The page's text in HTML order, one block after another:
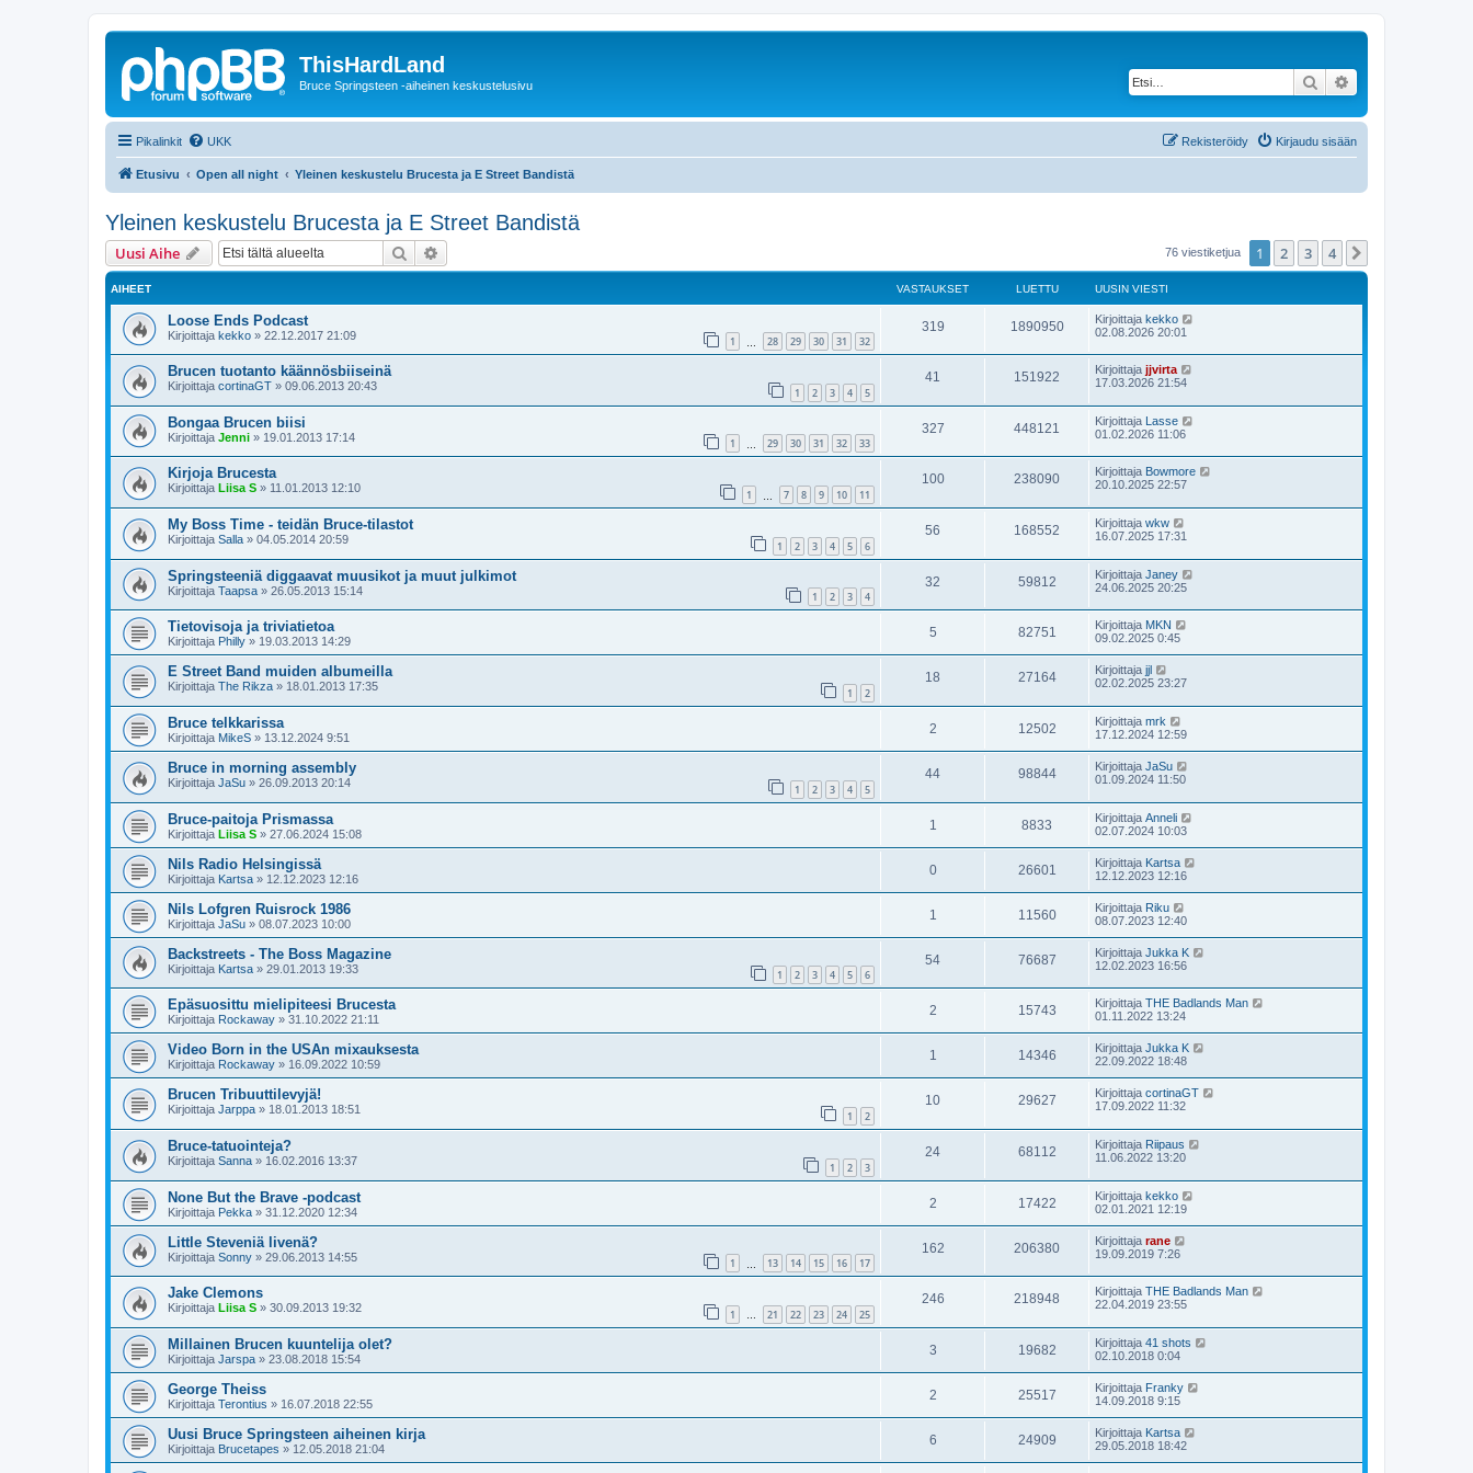
ThisHardLand
Bruce Springsteen -aiheinen keskustelusivu Etsi
Pikalinkit UKK Kirjaudu sisään
Rekisteröidy
Etusivu Open all night Yleinen keskustelu Brucesta ja E Street Bandistä
Yleinen keskustelu Brucesta ja E Street Bandistä
Uusi Aihe Etsi 76 viestiketjua 1 2 3 4
AIHEET VASTAUKSET LUETTU UUSIN VIESTI
Loose Ends Podcast
Kirjoittaja kekko » 22.12.2017 21:09 1 28 29 30 31 32
319 1890950 Kirjoittaja kekko
02.08.2026 20:01
Brucen tuotanto käännösbiiseinä
Kirjoittaja cortinaGT » 09.06.2013 20:43 1 2 3 4 5
41 151922 Kirjoittaja jjvirta
17.03.2026 21:54
Bongaa Brucen biisi
Kirjoittaja Jenni » 19.01.2013 17:14 1 29 30 31 32 33
327 448121 Kirjoittaja Lasse
01.02.2026 11:06
Kirjoja Brucesta
Kirjoittaja Liisa S » 11.01.2013 12:10 1 7 8 9 10 11
100 238090 Kirjoittaja Bowmore
20.10.2025 22:57
My Boss Time - teidän Bruce-tilastot
Kirjoittaja Salla » 04.05.2014 20:59 1 2 3 4 5 6
56 168552 Kirjoittaja wkw
16.07.2025 17:31
Springsteeniä diggaavat muusikot ja muut julkimot
Kirjoittaja Taapsa » 26.05.2013 15:14 1 2 3 4
32 59812 Kirjoittaja Janey
24.06.2025 20:25
Tietovisoja ja triviatietoa
Kirjoittaja Philly » 19.03.2013 14:29
5 82751 Kirjoittaja MKN
09.02.2025 0:45
E Street Band muiden albumeilla
Kirjoittaja The Rikza » 18.01.2013 17:35 1 2
18 27164 Kirjoittaja jjl
02.02.2025 23:27
Bruce telkkarissa
Kirjoittaja MikeS » 13.12.2024 9:51
2 12502 Kirjoittaja mrk
17.12.2024 12:59
Bruce in morning assembly
Kirjoittaja JaSu » 26.09.2013 20:14 1 2 3 4 5
44 98844 Kirjoittaja JaSu
01.09.2024 11:50
Bruce-paitoja Prismassa
Kirjoittaja Liisa S » 27.06.2024 15:08
1 8833 Kirjoittaja Anneli
02.07.2024 10:03
Nils Radio Helsingissä
Kirjoittaja Kartsa » 12.12.2023 12:16
0 26601 Kirjoittaja Kartsa
12.12.2023 12:16
Nils Lofgren Ruisrock 1986
Kirjoittaja JaSu » 08.07.2023 10:00
1 11560 Kirjoittaja Riku
08.07.2023 12:40
Backstreets - The Boss Magazine
Kirjoittaja Kartsa » 29.01.2013 19:33 1 2 3 4 5 6
54 76687 Kirjoittaja Jukka K
12.02.2023 16:56
Epäsuosittu mielipiteesi Brucesta
Kirjoittaja Rockaway » 31.10.2022 21:11
2 15743 Kirjoittaja THE Badlands Man
01.11.2022 13:24
Video Born in the USAn mixauksesta
Kirjoittaja Rockaway » 16.09.2022 10:59
1 14346 Kirjoittaja Jukka K
22.09.2022 18:48
Brucen Tribuuttilevyjä!
Kirjoittaja Jarppa » 18.01.2013 18:51 1 2
10 29627 Kirjoittaja cortinaGT
17.09.2022 11:32
Bruce-tatuointeja?
Kirjoittaja Sanna » 16.02.2016 13:37 1 2 3
24 68112 Kirjoittaja Riipaus
11.06.2022 13:20
None But the Brave -podcast
Kirjoittaja Pekka » 31.12.2020 12:34
2 17422 Kirjoittaja kekko
02.01.2021 12:19
Little Steveniä livenä?
Kirjoittaja Sonny » 29.06.2013 14:55 1 13 14 15 16 17
162 206380 Kirjoittaja rane
19.09.2019 7:26
Jake Clemons
Kirjoittaja Liisa S » 30.09.2013 19:32 1 … 21 22 23 24 25
246 218948 Kirjoittaja THE Badlands Man
22.04.2019 23:55
Millainen Brucen kuuntelija olet?
Kirjoittaja Jarspa » 23.08.2018 15:54
3 19682 Kirjoittaja 41 shots
02.10.2018 0:04
George Theiss
Kirjoittaja Terontius » 16.07.2018 22:55
2 25517 Kirjoittaja Franky
14.09.2018 9:15
Uusi Bruce Springsteen aiheinen kirja
Kirjoittaja Brucetapes » 12.05.2018 21:04
6 24909 Kirjoittaja Kartsa
29.05.2018 18:42